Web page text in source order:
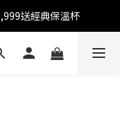
至38折
送經典保溫杯
費